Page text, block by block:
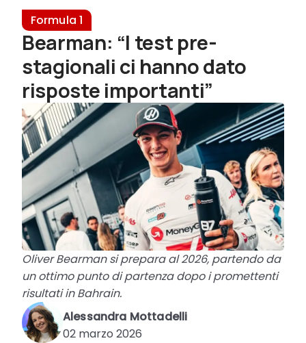
Formula 1
Bearman: “I test pre-
stagionali ci hanno dato
risposte importanti”
Oliver Bearman si prepara al 2026, partendo da
un ottimo punto di partenza dopo i promettenti
risultati in Bahrain.
Alessandra Mottadelli
02 marzo 2026